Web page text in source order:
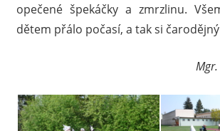
opečené špekáčky a zmrzlinu.
dětem přálo počasí, a tak si